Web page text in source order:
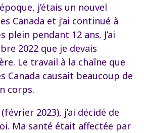
j’étais un nouvel
Canada et j’ai continué à
pendant 12 ans. J’ai
2022 que je devais
Le travail à la chaîne que
Canada causait beaucoup de
corps.
2023), j’ai décidé de
Ma santé était affectée par